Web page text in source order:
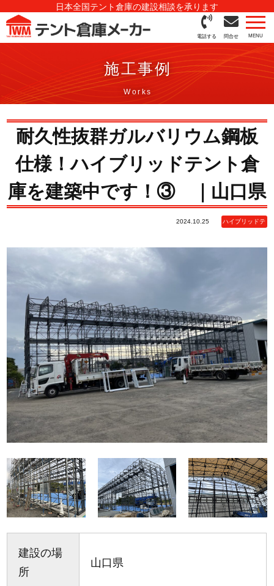
日本全国テント倉庫の建設相談を承ります
電話する 問合せ
施工事例
耐久性抜群ガルバリウム鋼板
仕様！ハイブリッドテント倉
庫を建築中です！③ ｜山口県
2024.10.25
ハイブリッドテ
建設の場
所
山口県